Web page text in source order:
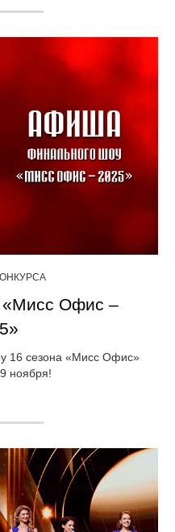
Офис –
16 сезона «Мисс Офис»
ноября!